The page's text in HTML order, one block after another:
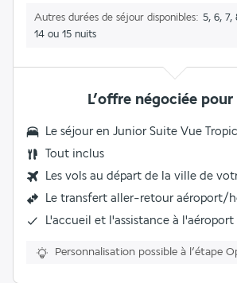
Autres durées de séjour disponibles
5, 6, 7,
14 ou 15 nuits
L’offre négociée pour
Le séjour en Junior Suite Vue
Tout inclus
Les vols au départ de la ville de
Le transfert aller-retour aéroport/
L'accueil et l'assistance à l'aéroport
Personnalisation possible à l’étape